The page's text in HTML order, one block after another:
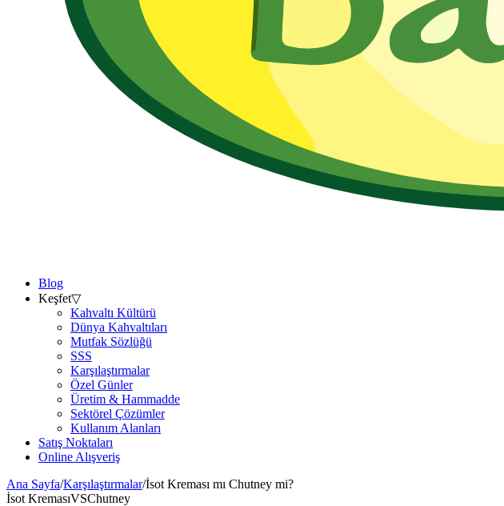
Blog
Keşfet▽
Kahvaltı Kültürü
Dünya Kahvaltıları
Mutfak Sözlüğü
SSS
Karşılaştırmalar
Özel Günler
Üretim & Hammadde
Sektörel Çözümler
Kullanım Alanları
Satış Noktaları
Online Alışveriş
Ana Sayfa/Karşılaştırmalar/İsot Kreması mı Chutney mi?
İsot KremasıVSChutney